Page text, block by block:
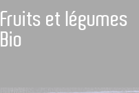
Fruits et légumes
Bio